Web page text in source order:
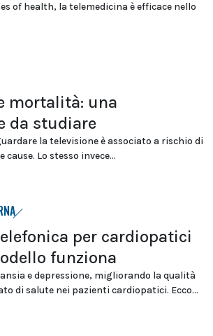
of health, la telemedicina è efficace nello
mortalità: una
da studiare
la televisione è associato a rischio di
Lo stesso invece...
per cardiopatici
funziona
e depressione, migliorando la qualità
di salute nei pazienti cardiopatici. Ecco...